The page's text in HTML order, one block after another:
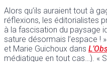
Alors qu’ils auraient tout à
réflexions, les éditorialistes
à la fascisation du paysage
sature désormais l’espace !
et Marie Guichoux dans
médiatique en tout cas…). «